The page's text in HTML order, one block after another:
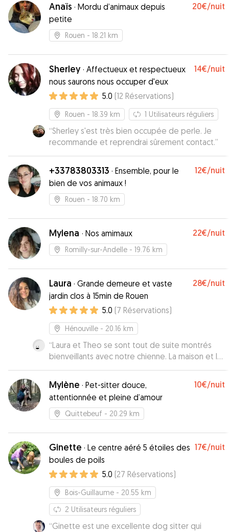
Anaïs · Mordu d’animaux depuis
petite
20€/nuit
Rouen - 18.21 km
Sherley · Affectueux et respectueux
nous saurons nous occuper d'eux
14€/nuit
5.0 (12 Réservations)
Rouen - 18.39 km 1 Utilisateurs réguliers
“Sherley s'est très bien occupée de perle. Je
recommande et reprendrai sûrement contact.”
+33783803313 · Ensemble, pour le
bien de vos animaux !
12€/nuit
Rouen - 18.70 km
Mylena · Nos amimaux 22€/nuit
Romilly-sur-Andelle - 19.76 km
Laura · Grande demeure et vaste
jardin clos à 15min de Rouen
28€/nuit
5.0 (7 Réservations)
Hénouville - 20.16 km
“Laura et Theo se sont tout de suite montrés
bienveillants avec notre chienne. La maison et le
jardin offrent un cadre parfait pour elle, qui
alterne dépenses sportives et détente. Merci
d'avoir répondu à ses besoins, nous avons tous
bien apprécié votre accueil! À bientôt!
Mylène · Pet-sitter douce,
attentionnée et pleine d’amour
10€/nuit
Quittebeuf - 20.29 km
Ginette · Le centre aéré 5 étoiles des
boules de poils
17€/nuit
5.0 (27 Réservations)
Bois-Guillaume - 20.55 km
2 Utilisateurs réguliers
“Ginette est une excellente dog sitter qui